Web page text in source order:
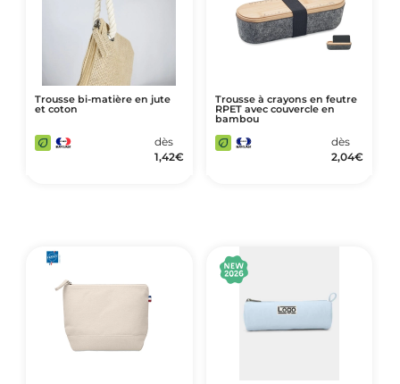
Trousse bi-matière en jute
et coton
dès
1,42€
Trousse à crayons en feutre
RPET avec couvercle en
bambou
dès
2,04€